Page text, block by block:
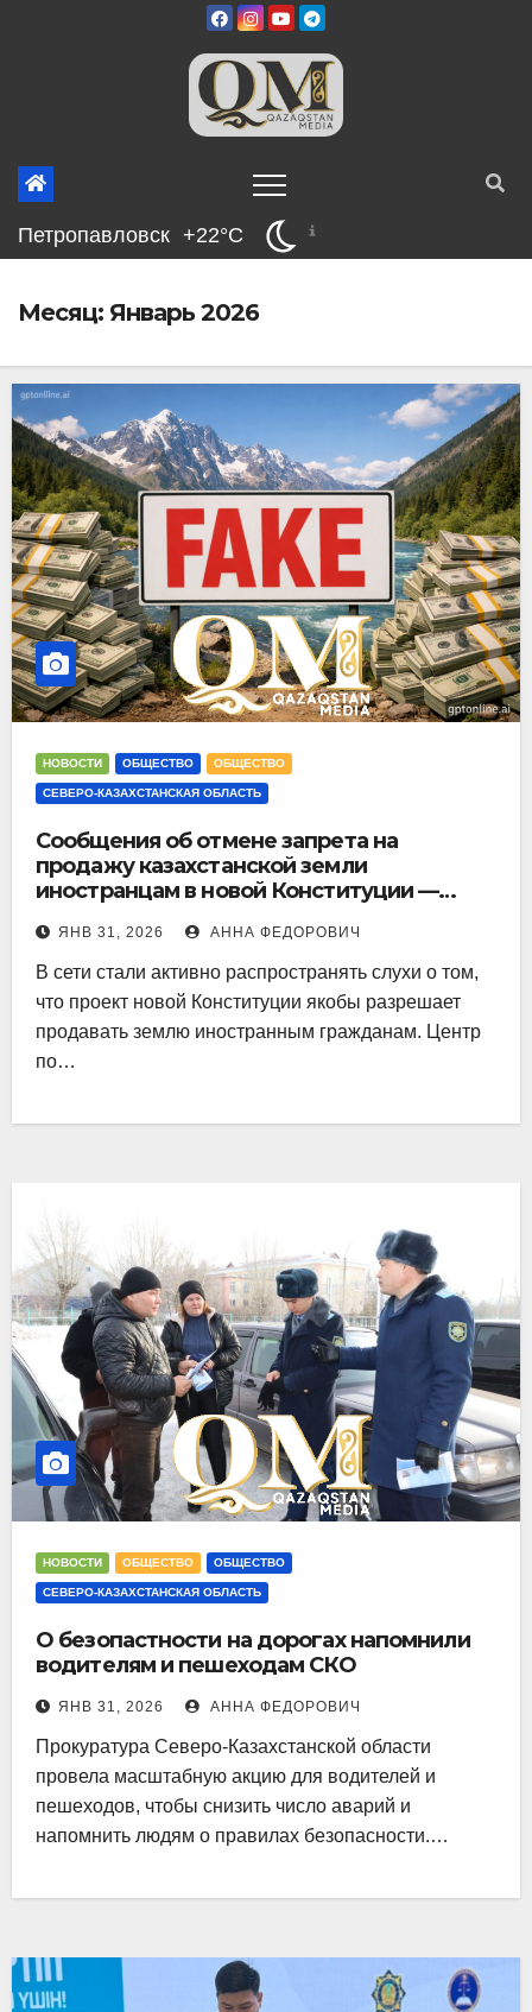
Петропавловск +22°C
Месяц: Январь 2026
НОВОСТИ ОБЩЕСТВО ОБЩЕСТВО
СЕВЕРО-КАЗАХСТАНСКАЯ ОБЛАСТЬ
Сообщения об отмене запрета на
продажу казахстанской земли
иностранцам в новой Конституции —
ЯНВ 31, 2026 АННА ФЕДОРОВИЧ
В сети стали активно распространять слухи о том,
что проект новой Конституции якобы разрешает
продавать землю иностранным гражданам. Центр
по…
НОВОСТИ ОБЩЕСТВО ОБЩЕСТВО
СЕВЕРО-КАЗАХСТАНСКАЯ ОБЛАСТЬ
О безопастности на дорогах напомнили
водителям и пешеходам СКО
ЯНВ 31, 2026 АННА ФЕДОРОВИЧ
Прокуратура Северо-Казахстанской области
провела масштабную акцию для водителей и
пешеходов, чтобы снизить число аварий и
напомнить людям о правилах безопасности.…